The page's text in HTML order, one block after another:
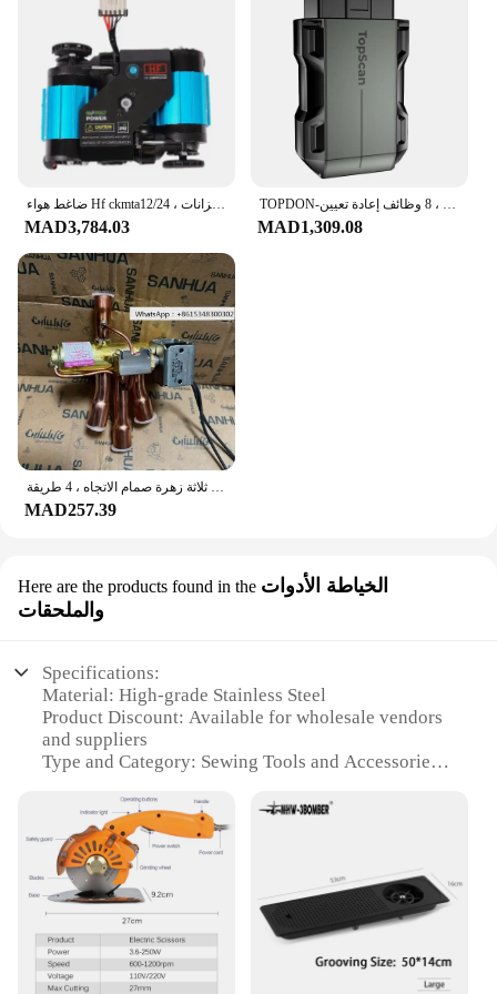
MAD3,784.03 MAD1,309.08
MAD257.39
Here are the products found in the الخياطة الأدوات
والملحقات
Specifications:
Material: High-grade Stainless Steel
Product Discount: Available for wholesale vendors
and suppliers
Type and Category: Sewing Tools and Accessories
Usage and Purpose: Perfect for sewing enthusiasts
and professionals
Typical Adaptive Scenario: Suitable for both home
and industrial settings
Shape or Size or Weight or Quantity:
Comprehensive sets for sale
Features:
**Unmatched Durability and Precision**